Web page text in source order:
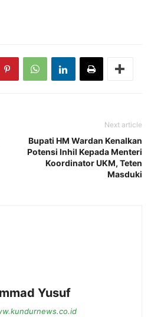
Next article
Bupati HM Wardan Kenalkan
Potensi Inhil Kepada Menteri
Koordinator UKM, Teten
Masduki
Yusuf